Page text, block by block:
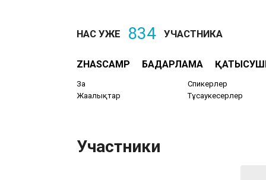
НАС УЖЕ 834 УЧАСТНИКА
ZHASCAMP БАҒДАРЛАМА
Заң
Жаңалықтар
Спикерлер
Тұсаукесерлер
Участники